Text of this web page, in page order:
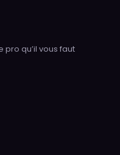
pro qu’il vous faut